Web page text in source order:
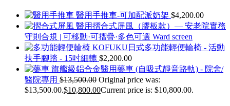
醫用手推車-可加配派奶架 $4,200.00
醫用摺合式屏風（膠板款）— 安老院實務
守則合規 | 可移動·可摺疊·多色可選 Ward screen
KOFUKU日式多功能輕便輪椅 - 活動
扶手腳踏 - 15吋細轆 $2,200.00
旗艦級鋁合金醫用藥車 (自吸式靜音路軌) - 院舍/
醫院專用 $13,500.00 Original price was:
$13,500.00.$10,800.00Current price is: $10,800.00.